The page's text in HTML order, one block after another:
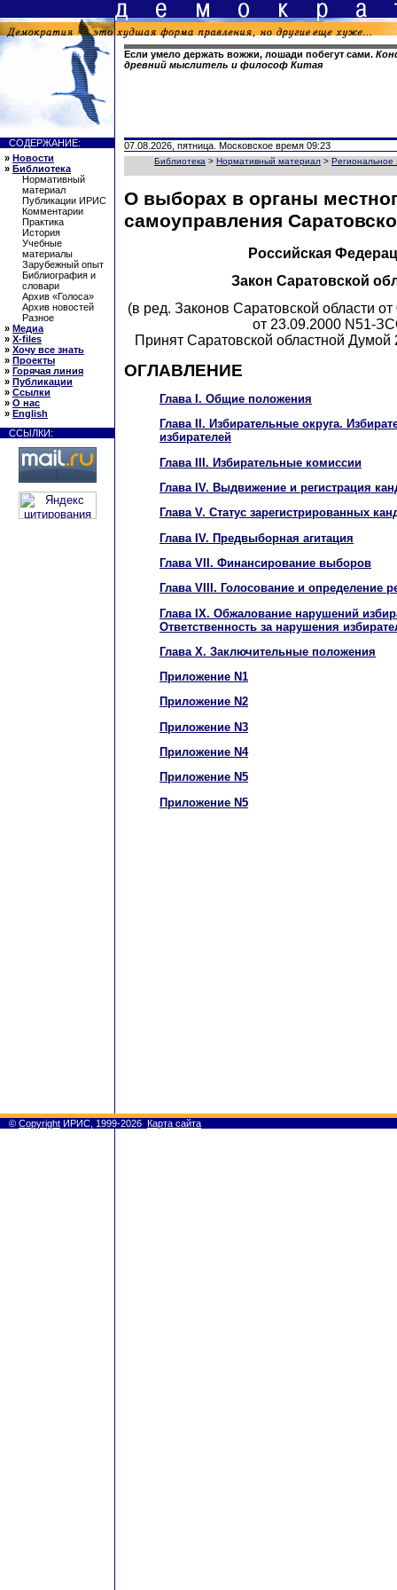
Если умело держать вожжи, лошади побегут сами.
древний мыслитель и философ Китая
СОДЕРЖАНИЕ:
» Новости
» Библиотека
Нормативный
материал
Публикации ИРИС
Комментарии
Практика
История
Учебные
материалы
Зарубежный опыт
Библиография и
словари
Архив «Голоса»
Архив новостей
Разное
» Медиа
» X-files
» Хочу все знать
» Проекты
» Горячая линия
» Публикации
» Ссылки
» О нас
» English
ССЫЛКИ:
07.08.2026, пятница. Московское время 09:23
Библиотека > Нормативный материал > Региональное
О выборах в органы
самоуправления
Российская
Закон Саратовской
(в ред. Законов Саратовской области
от 23.09.2000 N51-
Принят Саратовской областной Думой
ОГЛАВЛЕНИЕ
Глава I. Общие положения
Глава II. Избирательные округа.
избирателей
Глава III. Избирательные комиссии
Глава IV. Выдвижение и регистрация
Глава V. Статус зарегистрированных
Глава IV. Предвыборная агитация
Глава VII. Финансирование выборов
Глава VIII. Голосование и определение
Глава IX. Обжалование нарушений
Ответственность за нарушения
Глава X. Заключительные положения
Приложение N1
Приложение N2
Приложение N3
Приложение N4
Приложение N5
Приложение N5
© Copyright ИРИС, 1999-2026 Карта сайта